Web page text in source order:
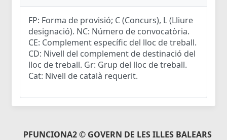
FP: Forma de provisió; C (Concurs), L (Lliure
designació). NC: Número de convocatòria.
CE: Complement específic del lloc de treball.
CD: Nivell del complement de destinació del
lloc de treball. Gr: Grup del lloc de treball.
Cat: Nivell de català requerit.
PFUNCIONA2 © GOVERN DE LES ILLES BALEARS